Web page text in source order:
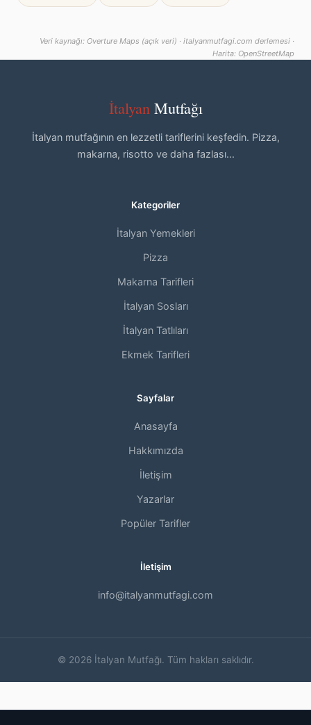
Veri kaynağı: Overture Maps (açık veri) · italyanmutfagi.com derlemesi ·
Harita: OpenStreetMap
İtalyan Mutfağı
İtalyan mutfağının en lezzetli tariflerini keşfedin. Pizza,
makarna, risotto ve daha fazlası...
Kategoriler
İtalyan Yemekleri
Pizza
Makarna Tarifleri
İtalyan Sosları
İtalyan Tatlıları
Ekmek Tarifleri
Sayfalar
Anasayfa
Hakkımızda
İletişim
Yazarlar
Popüler Tarifler
İletişim
info@italyanmutfagi.com
© 2026 İtalyan Mutfağı. Tüm hakları saklıdır.